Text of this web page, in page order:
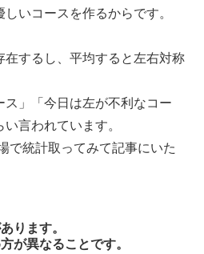
いコースを作るからです。
するし、平均すると左右対称
ス」「今日は左が不利なコー
言われています。
で統計取ってみて記事にいた
ります。
が異なることです。